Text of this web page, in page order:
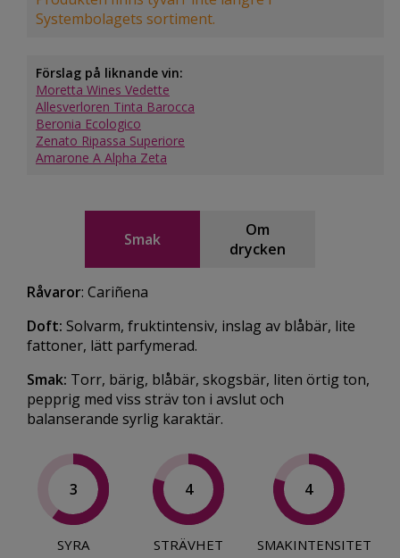
Systembolagets sortiment.
Förslag på liknande vin:
Moretta Wines Vedette
Allesverloren Tinta Barocca
Beronia Ecologico
Zenato Ripassa Superiore
Amarone A Alpha Zeta
Smak
Om
drycken
Råvaror: Cariñena
Doft: Solvarm, fruktintensiv, inslag av blåbär, lite
fattoner, lätt parfymerad.
Smak: Torr, bärig, blåbär, skogsbär, liten örtig ton,
pepprig med viss sträv ton i avslut och
balanserande syrlig karaktär.
3
SYRA
4
STRÄVHET
4
SMAKINTENSITET